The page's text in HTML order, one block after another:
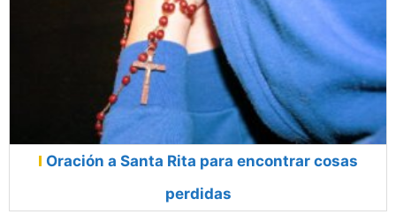
Oración a Santa Rita para encontrar cosas
perdidas